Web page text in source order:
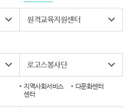
원격교육지원센터
로고스봉사단
지역사회서비스
센터
다문화센터